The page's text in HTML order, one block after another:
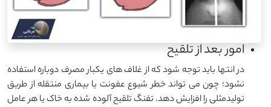
امور بعد از تلقیح
در انتها باید توجه شود که از غلاف های یکبار مصرف دوباره استفاده
نشود؛ چون می تواند خطر شیوع عفونت یا بیماری منتقله از طریق
تولیدمثلی را افزایش دهد. تفنگ تلقیح آلوده شده به خاک یا هر عامل